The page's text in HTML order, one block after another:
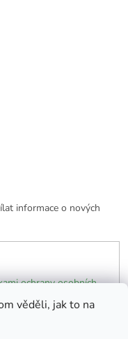
věděli, jak to na
informace o nových
ochrany osobních